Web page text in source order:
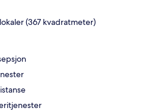
(367 kvadratmeter)